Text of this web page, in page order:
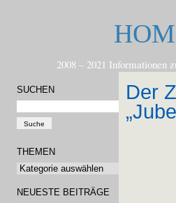
2008 – 2021
SUCHEN
THEMEN
Themen
NEUESTE BEITRÄGE
Der